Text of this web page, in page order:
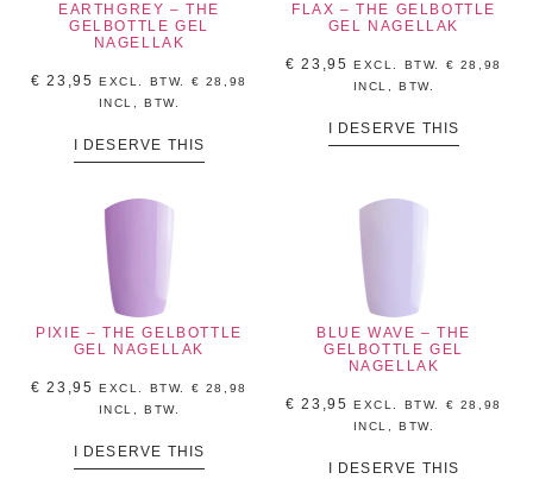
EARTHGREY – THE
GELBOTTLE GEL
NAGELLAK
€ 23,95 EXCL. BTW. € 28,98
INCL, BTW.
I DESERVE THIS
FLAX – THE GELBOTTLE
GEL NAGELLAK
€ 23,95 EXCL. BTW. € 28,98
INCL, BTW.
I DESERVE THIS
PIXIE – THE GELBOTTLE
GEL NAGELLAK
€ 23,95 EXCL. BTW. € 28,98
INCL, BTW.
I DESERVE THIS
BLUE WAVE – THE
GELBOTTLE GEL
NAGELLAK
€ 23,95 EXCL. BTW. € 28,98
INCL, BTW.
I DESERVE THIS